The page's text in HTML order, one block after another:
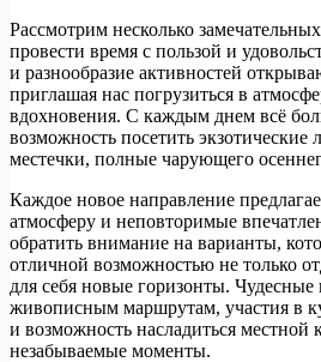
Рассмотрим несколько
провести время с пользой и
и разнообразие активностей
приглашая нас погрузиться в
вдохновения. С каждым днем всё
возможность посетить
местечки, полные чарующего
Каждое новое направление
атмосферу и неповторимые
обратить внимание на варианты,
отличной возможностью не только
для себя новые горизонты. Чудесные
живописным маршрутам, участия в
и возможность насладиться местной
незабываемые моменты.